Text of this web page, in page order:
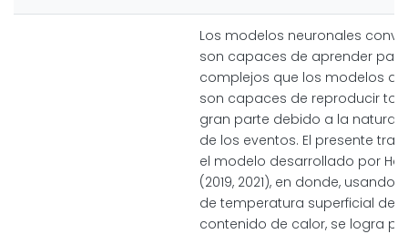
Los modelos neuronales
son capaces de aprender
complejos que los modelos
son capaces de reproducir
gran parte debido a la
de los eventos. El presente
el modelo desarrollado por
(2019, 2021), en donde, usando
de temperatura superficial del
contenido de calor, se logra